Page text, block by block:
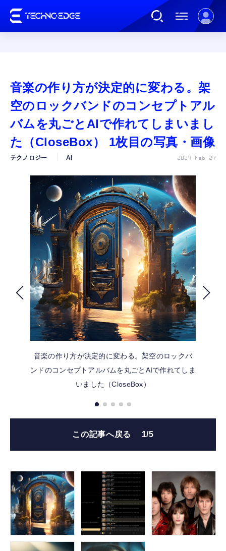
AI
ガジェット
カルチャー
公式ストア
FOLLOW US
音楽の作り方が決定的に変わる。架
空のロックバンドのコンセプトアル
バムを丸ごとAIで作れてしまいまし
た（CloseBox） 1枚目の写真・画像
テクノロジー AI 2024 Feb 27
音楽の作り方が決定的に変わる。架空のロックバ
ンドのコンセプトアルバムを丸ごとAIで作れてしま
いました（CloseBox）
この記事へ戻る 1/5